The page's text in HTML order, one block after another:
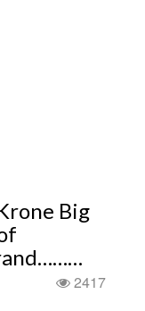
Big
2417